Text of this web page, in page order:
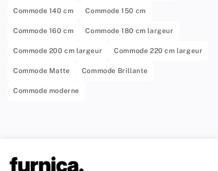
Commode 140 cm Commode 150 cm
Commode 160 cm Commode 180 cm largeur
Commode 200 cm largeur Commode 220 cm largeur
Commode Matte Commode Brillante
Commode moderne